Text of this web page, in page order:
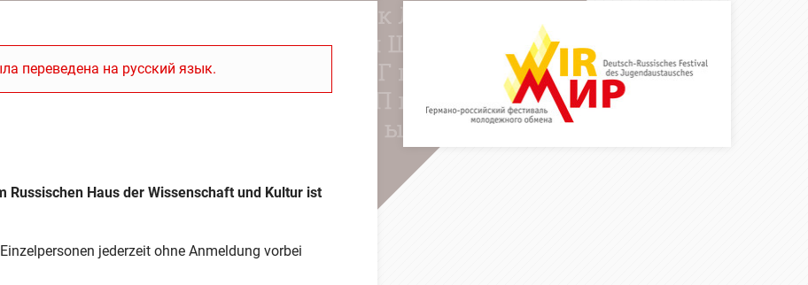
переведена на русский язык.
Russischen Haus der Wissenschaft und Kultur ist
jederzeit ohne Anmeldung vorbei